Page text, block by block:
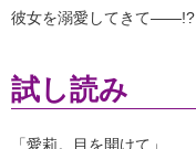
彼女を溺愛してきて――!?
試し読み
「愛莉。目を開けて」